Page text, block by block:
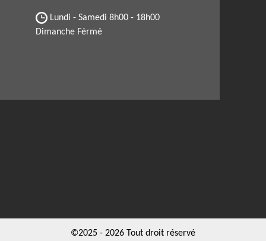
Lundi - Samedi 8h00 - 18h00
Dimanche Férmé
©2025 - 2026 Tout droit réservé